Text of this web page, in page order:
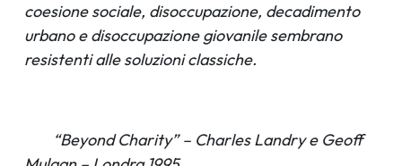
coesione sociale, disoccupazione, decadimento
urbano e disoccupazione giovanile sembrano
resistenti alle soluzioni classiche.
“Beyond Charity” – Charles Landry e Geoff